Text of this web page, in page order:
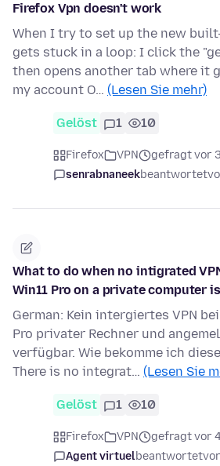
Firefox Vpn doesn't work
When I try to set up the new
gets stuck in a loop: I click the
then opens another tab where it
my account O… (Lesen Sie mehr)
Gelöst 1 10
Firefox VPN
gefragt vor
senrabnaneekbeantwortet
What to do when no intigrated
Win11 Pro on a private computer
German: Kein intergiertes VPN bei
Pro privater Rechner und
verfügbar. Wie bekomme ich
There is no integrat… (Lesen Sie
Gelöst 1 10
Firefox VPN
gefragt vor
Agent virtuelbeantwortet